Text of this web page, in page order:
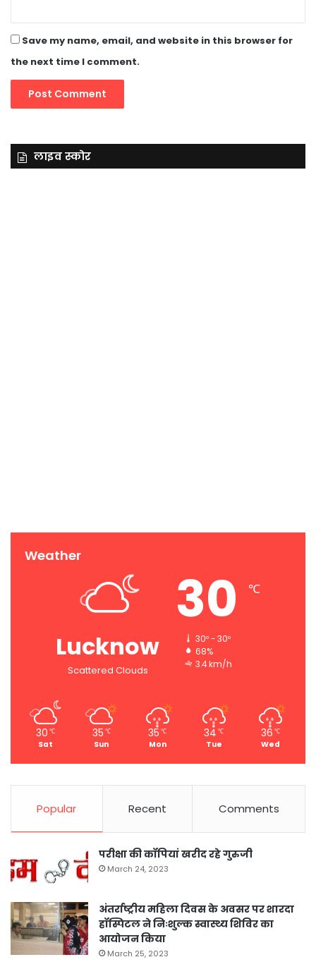
Save my name, email, and website in this browser for
the next time I comment.
लाइव स्कोर
Weather
Lucknow
Scattered Clouds
30 ℃
30º - 30º
68%
3.4 km/h
30 ℃
Sat
35 ℃
Sun
35 ℃
Mon
34 ℃
Tue
36 ℃
Wed
Popular Recent Comments
परीक्षा की कॉपियां खरीद रहे गुरुजी
March 24, 2023
अंतर्राष्ट्रीय महिला दिवस के अवसर पर शारदा
हॉस्पिटल ने निःशुल्क स्वास्थ्य शिविर का
आयोजन किया
March 25, 2023